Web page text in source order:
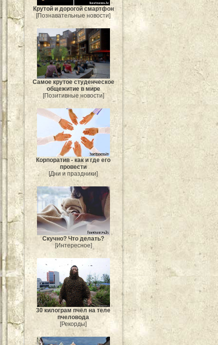
Крутой и дорогой смартфон
[Познавательные новости]
Самое крутое студенческое
общежитие в мире
[Позитивные новости]
Корпоратив - как и где его
провести
[Дни и праздники]
Скучно? Что делать?
[Интересное]
30 килограм пчёл на теле
пчеловода
[Рекорды]